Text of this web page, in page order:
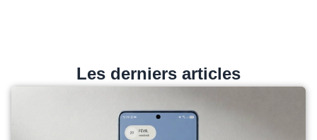
Les derniers articles